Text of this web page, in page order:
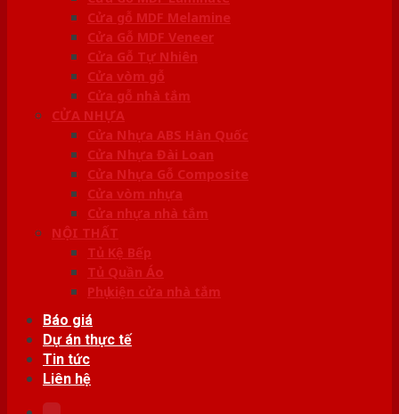
Cửa gỗ MDF Melamine
Cửa Gỗ MDF Veneer
Cửa Gỗ Tự Nhiên
Cửa vòm gỗ
Cửa gỗ nhà tắm
CỬA NHỰA
Cửa Nhựa ABS Hàn Quốc
Cửa Nhựa Đài Loan
Cửa Nhựa Gỗ Composite
Cửa vòm nhựa
Cửa nhựa nhà tắm
NỘI THẤT
Tủ Kệ Bếp
Tủ Quần Áo
Phụ kiện cửa nhà tắm
Báo giá
Dự án thực tế
Tin tức
Liên hệ